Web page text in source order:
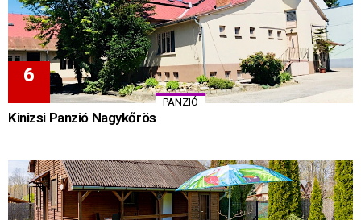
PANZIÓ
Kinizsi Panzió Nagykőrös